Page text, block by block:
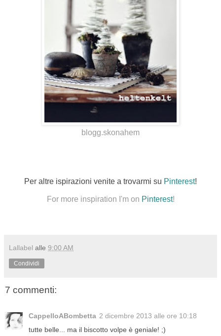
blogg.skonahem
Per altre ispirazioni venite a trovarmi su Pinterest!
For more inspiration I'm on Pinterest!
Lallabel alle 9:00 AM
Condividi
7 commenti:
CappelloABombetta 2 dicembre 2013 alle ore 10:18
tutte belle... ma il biscotto volpe è geniale! ;)